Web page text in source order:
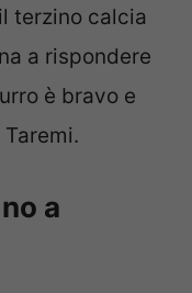
terzino calcia
a rispondere
è bravo e
a